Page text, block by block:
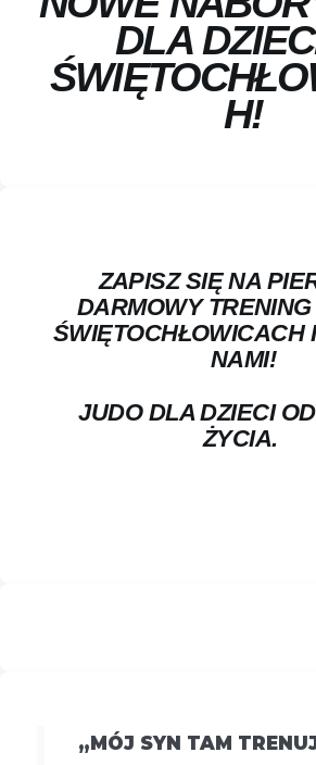
DLA
H!
ZAPISZ SIĘ NA
DARMOWY
ŚWIĘTOCHŁOWICACH
NAMI!
JUDO DLA DZIECI
ŻYCIA.
„MÓJ SYN TAM